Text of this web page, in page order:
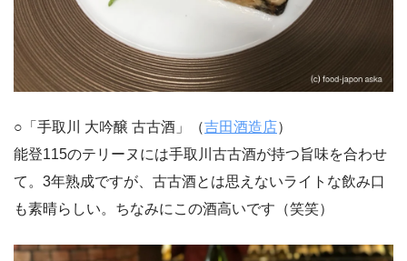
○「手取川 大吟醸 古古酒」（吉田酒造店）
能登115のテリーヌには手取川古古酒が持つ旨味を合わせ
て。3年熟成ですが、古古酒とは思えないライトな飲み口
も素晴らしい。ちなみにこの酒高いです（笑笑）